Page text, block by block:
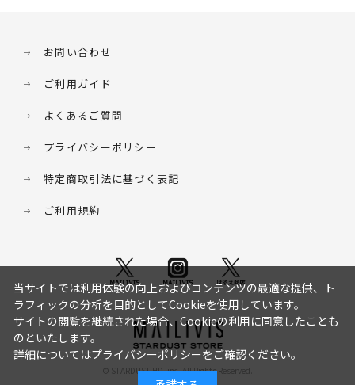
お問い合わせ
ご利用ガイド
よくあるご質問
プライバシーポリシー
特定商取引法に基づく表記
ご利用規約
© STARDUST HD. inc. All Rights Reserved.
当サイトでは利用体験の向上およびコンテンツの最適な提供、ト
ラフィックの分析を目的としてCookieを使用しています。
サイトの閲覧を継続された場合、Cookieの利用に同意したことも
のといたします。
詳細についてはプライバシーポリシーをご確認ください。